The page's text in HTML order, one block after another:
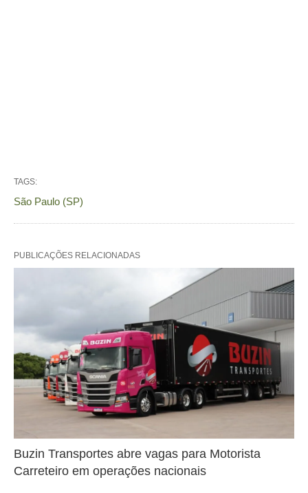
TAGS:
São Paulo (SP)
PUBLICAÇÕES RELACIONADAS
Buzin Transportes abre vagas para Motorista
Carreteiro em operações nacionais